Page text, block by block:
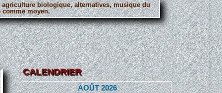
biologique, alternatives, musique du
moyen.
CALENDRIER
AOÛT 2026